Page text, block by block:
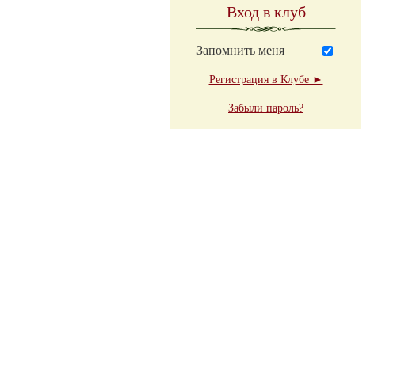
Вход в клуб
Запомнить меня
Регистрация в Клубе ►
Забыли пароль?